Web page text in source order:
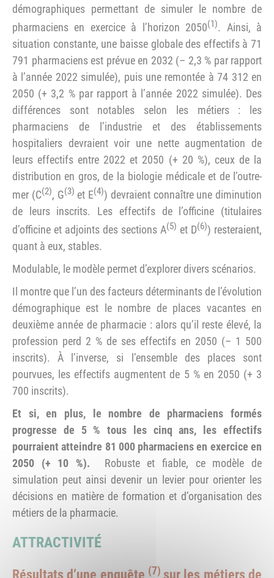
démographiques permettant de simuler le nombre de
pharmaciens en exercice à l’horizon 2050(1). Ainsi, à
situation constante, une baisse globale des effectifs à 71
791 pharmaciens est prévue en 2032 (– 2,3 % par rapport
à l’année 2022 simulée), puis une remontée à 74 312 en
2050 (+ 3,2 % par rapport à l’année 2022 simulée). Des
différences sont notables selon les métiers : les
pharmaciens de l’industrie et des établissements
hospitaliers devraient voir une nette augmentation de
leurs effectifs entre 2022 et 2050 (+ 20 %), ceux de la
distribution en gros, de la biologie médicale et de l’outre-
mer (C(2), G(3) et E(4)) devraient connaître une diminution
de leurs inscrits. Les effectifs de l’officine (titulaires
d’officine et adjoints des sections A(5) et D(6)) resteraient,
quant à eux, stables.
Modulable, le modèle permet d’explorer divers scénarios.
Il montre que l’un des facteurs déterminants de l’évolution
démographique est le nombre de places vacantes en
deuxième année de pharmacie : alors qu’il reste élevé, la
profession perd 2 % de ses effectifs en 2050 (– 1 500
inscrits). À l’inverse, si l’ensemble des places sont
pourvues, les effectifs augmentent de 5 % en 2050 (+ 3
700 inscrits).
Et si, en plus, le nombre de pharmaciens formés
progresse de 5 % tous les cinq ans, les effectifs
pourraient atteindre 81 000 pharmaciens en exercice en
2050 (+ 10 %). Robuste et fiable, ce modèle de
simulation peut ainsi devenir un levier pour orienter les
décisions en matière de formation et d’organisation des
métiers de la pharmacie.
ATTRACTIVITÉ
Résultats d’une enquête (7) sur les métiers de